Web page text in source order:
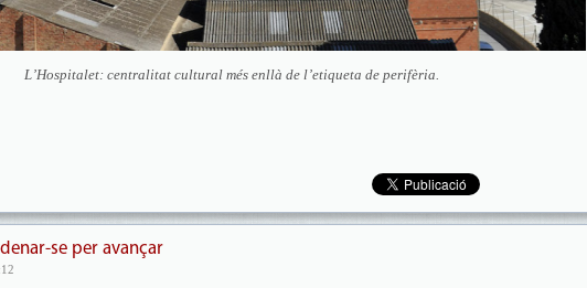
L’Hospitalet: centralitat cultural més enllà de l’etiqueta de perifèria.
se per avançar